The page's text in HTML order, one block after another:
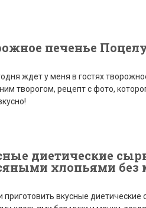
печенье
ждет у меня в гостях
творогом, рецепт с фото,
диетические
хлопьями без
приготовить вкусные диетические